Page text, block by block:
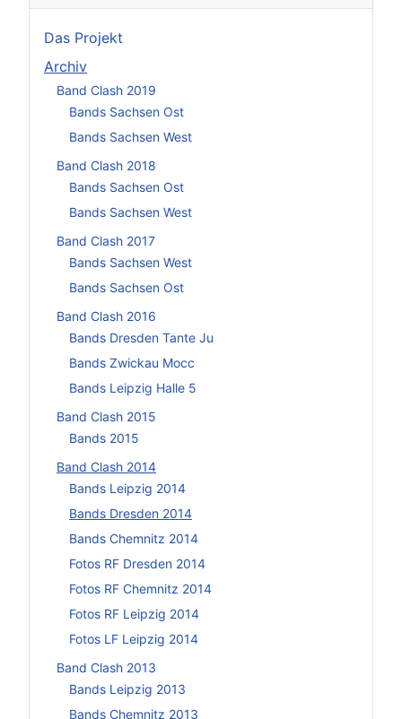
Das Projekt
Archiv
Band Clash 2019
Bands Sachsen Ost
Bands Sachsen West
Band Clash 2018
Bands Sachsen Ost
Bands Sachsen West
Band Clash 2017
Bands Sachsen West
Bands Sachsen Ost
Band Clash 2016
Bands Dresden Tante Ju
Bands Zwickau Mocc
Bands Leipzig Halle 5
Band Clash 2015
Bands 2015
Band Clash 2014
Bands Leipzig 2014
Bands Dresden 2014
Bands Chemnitz 2014
Fotos RF Dresden 2014
Fotos RF Chemnitz 2014
Fotos RF Leipzig 2014
Fotos LF Leipzig 2014
Band Clash 2013
Bands Leipzig 2013
Bands Chemnitz 2013